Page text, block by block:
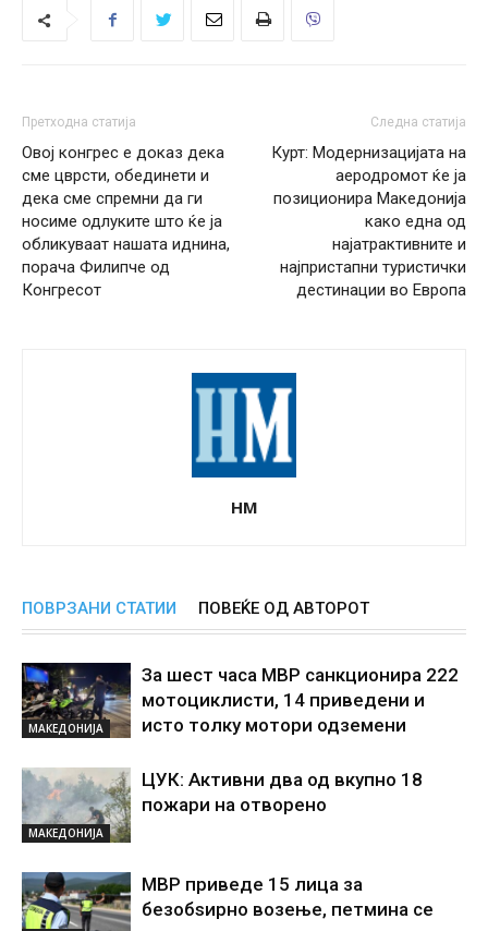
Претходна статија
Овој конгрес е доказ дека
сме цврсти, обединети и
дека сме спремни да ги
носиме одлуките што ќе ја
обликуваат нашата иднина,
порача Филипче од
Конгресот
Следна статија
Курт: Модернизацијата на
аеродромот ќе ја
позиционира Македонија
како една од
најатрактивните и
најпристапни туристички
дестинации во Европа
НМ
ПОВРЗАНИ СТАТИИ ПОВЕЌЕ ОД АВТОРОТ
МАКЕДОНИЈА
За шест часа МВР санкционира 222
мотоциклисти, 14 приведени и
исто толку мотори одземени
МАКЕДОНИЈА
ЦУК: Активни два од вкупно 18
пожари на отворено
МВР приведе 15 лица за
безобѕирно возење, петмина се